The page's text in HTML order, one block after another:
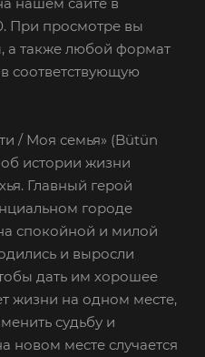
При просмотре вы
а также любой формат
соответствующую
/ Моя семья» (Bütün
истории жизни
Главный герой
городе
спокойной и милой
и выросли
дать им хорошее
жизни на одном месте,
судьбу и
новом месте случается